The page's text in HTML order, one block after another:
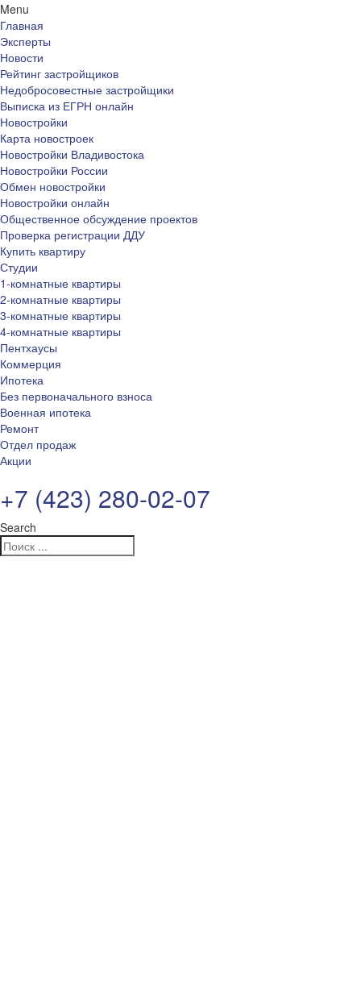
Menu
Главная
Эксперты
Новости
Рейтинг застройщиков
Недобросовестные застройщики
Выписка из ЕГРН онлайн
Новостройки
Карта новостроек
Новостройки Владивостока
Новостройки России
Обмен новостройки
Новостройки онлайн
Общественное обсуждение проектов
Проверка регистрации ДДУ
Купить квартиру
Студии
1-комнатные квартиры
2-комнатные квартиры
3-комнатные квартиры
4-комнатные квартиры
Пентхаусы
Коммерция
Ипотека
Без первоначального взноса
Военная ипотека
Ремонт
Отдел продаж
Акции
+7 (423) 280-02-07
Search